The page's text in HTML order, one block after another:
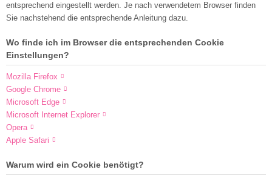
entsprechend eingestellt werden. Je nach verwendetem Browser finden
Sie nachstehend die entsprechende Anleitung dazu.
Wo finde ich im Browser die entsprechenden Cookie
Einstellungen?
Mozilla Firefox
Google Chrome
Microsoft Edge
Microsoft Internet Explorer
Opera
Apple Safari
Warum wird ein Cookie benötigt?